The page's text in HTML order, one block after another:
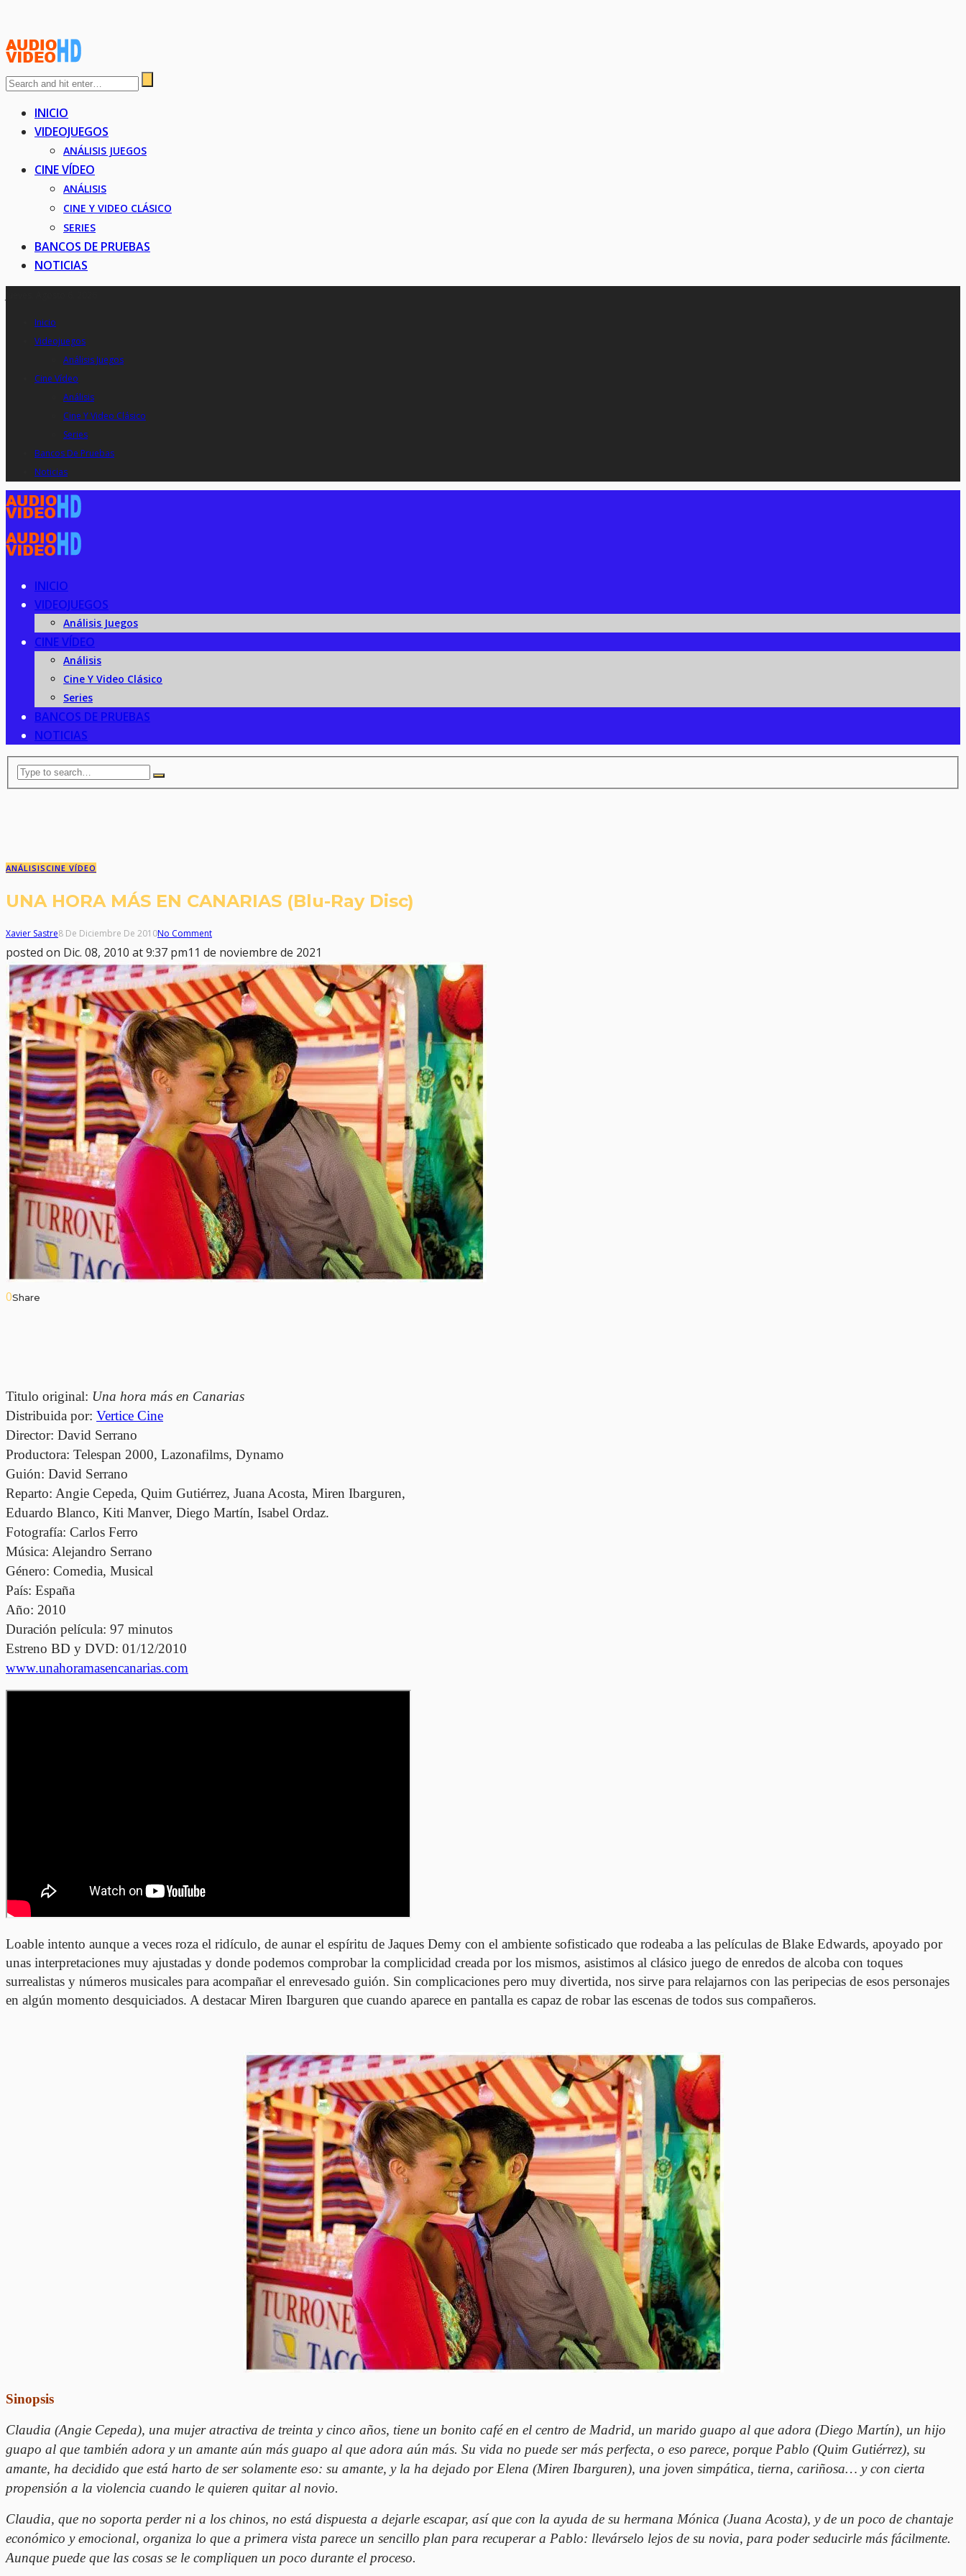
INICIO
VIDEOJUEGOS
ANÁLISIS JUEGOS
CINE VÍDEO
ANÁLISIS
CINE Y VIDEO CLÁSICO
SERIES
BANCOS DE PRUEBAS
NOTICIAS
Inicio
Videojuegos
Análisis Juegos
Cine Vídeo
Análisis
Cine Y Video Clásico
Series
Bancos De Pruebas
Noticias
INICIO
VIDEOJUEGOS
Análisis Juegos
CINE VÍDEO
Análisis
Cine Y Video Clásico
Series
BANCOS DE PRUEBAS
NOTICIAS
ANÁLISISCINE VÍDEO
UNA HORA MÁS EN CANARIAS (Blu-Ray Disc)
Xavier Sastre8 De Diciembre De 2010No Comment
posted on Dic. 08, 2010 at 9:37 pm11 de noviembre de 2021
0Share
Titulo original: Una hora más en Canarias
Distribuida por: Vertice Cine
Director: David Serrano
Productora: Telespan 2000, Lazonafilms, Dynamo
Guión: David Serrano
Reparto: Angie Cepeda, Quim Gutiérrez, Juana Acosta, Miren Ibarguren,
Eduardo Blanco, Kiti Manver, Diego Martín, Isabel Ordaz.
Fotografía: Carlos Ferro
Música: Alejandro Serrano
Género: Comedia, Musical
País: España
Año: 2010
Duración película: 97 minutos
Estreno BD y DVD: 01/12/2010
www.unahoramasencanarias.com
Loable intento aunque a veces roza el ridículo, de aunar el espíritu de Jaques Demy con el ambiente sofisticado que rodeaba a las películas de Blake Edwards, apoyado por
unas interpretaciones muy ajustadas y donde podemos comprobar la complicidad creada por los mismos, asistimos al clásico juego de enredos de alcoba con toques
surrealistas y números musicales para acompañar el enrevesado guión. Sin complicaciones pero muy divertida, nos sirve para relajarnos con las peripecias de esos personajes
en algún momento desquiciados. A destacar Miren Ibarguren que cuando aparece en pantalla es capaz de robar las escenas de todos sus compañeros.
Sinopsis
Claudia (Angie Cepeda), una mujer atractiva de treinta y cinco años, tiene un bonito café en el centro de Madrid, un marido guapo al que adora (Diego Martín), un hijo
guapo al que también adora y un amante aún más guapo al que adora aún más. Su vida no puede ser más perfecta, o eso parece, porque Pablo (Quim Gutiérrez), su
amante, ha decidido que está harto de ser solamente eso: su amante, y la ha dejado por Elena (Miren Ibarguren), una joven simpática, tierna, cariñosa… y con cierta
propensión a la violencia cuando le quieren quitar al novio.
Claudia, que no soporta perder ni a los chinos, no está dispuesta a dejarle escapar, así que con la ayuda de su hermana Mónica (Juana Acosta), y de un poco de chantaje
económico y emocional, organiza lo que a primera vista parece un sencillo plan para recuperar a Pablo: llevárselo lejos de su novia, para poder seducirle más fácilmente.
Aunque puede que las cosas se le compliquen un poco durante el proceso.